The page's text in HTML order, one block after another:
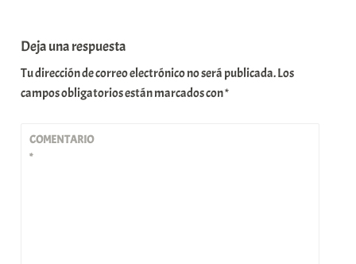
Deja una respuesta
Tu dirección de correo electrónico no será publicada.Los
campos obligatorios están marcados con*
COMENTARIO
*